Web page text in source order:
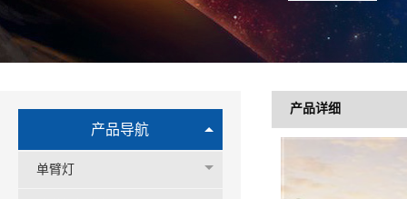
产品导航
单臂灯
产品详细